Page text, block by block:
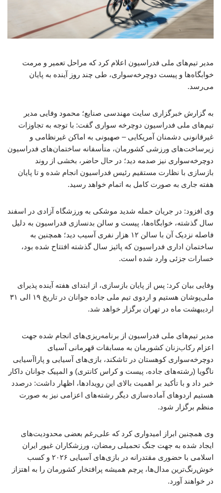
مدیر تیم‌های ملی فدراسیون اعلام کرد که مراحل تعمیر و مرمت
خوابگاه‌ها و پیست دوچرخه‌سواری، طی چند روز آینده به پایان
می‌رسد.
به گزارش خبرگزاری سایت مهندسی صنایع؛ محمود وفایی مدیر
تیم‌های ملی فدراسیون دوچرخه سواری گفت: با توجه به تجاوزات
غیرقانونی دشمنان آمریکایی – صهیونی به اماکن غیرنظامی و
زیرساخت‌های ورزشی کشورمان، متأسفانه ساختمان‌های فدراسیون
دوچرخه‌سواری نیز صدمه دید؛ در حال حاضر، بخشی از روند
بازسازی با نظارت مستقیم رئیس فدراسیون انجام شده و تا پایان
هفته جاری به صورت کامل به اتمام خواهد رسید.
وی افزود: در جریان حمله شدید موشکی به ورزشگاه آزادی در اسفند
سال گذشته، خوابگاه‌ها، پیست و سالن بدنسازی فدراسیون به دلیل
فاصله نزدیک آن با سالن ۱۲ هزار نفری آسیب دید؛ همچنین به
ساختمان اداری فدراسیون که پائیز سال گذشته افتتاح شده بود،
خسارات جزئی وارد شده است.
وفایی بیان کرد: پس از پایان بازسازی، از ابتدای هفته آینده پذیرای
ملی‌پوشان هستیم و اردوی تیم ملی جاده جوانان در تاریخ ۱۹ الی ۳۱
اردیبهشت ماه در تهران برگزار خواهد شد.
مدیر تیم‌های ملی فدراسیون از برنامه‌ریزی‌های انجام شده جهت
اعزام رکاب‌زنان کشورمان به مسابقات قهرمانی آسیای
دوچرخه‌سواری کوهستان در تاشکند، بازی‌های آسیایی و پاراآسیایی
ناگویا (رشته‌های جاده، پیست و کراس کانتری) و المپیک جوانان داکار
خبر داد و با تأکید بر اهمیت بالای این رویدادها، اظهار داشت: درصدد
هستیم اردوهای آماده‌سازی دیگر رشته‌های اعزامی نیز به صورت
منظم برگزار شود.
وی همچنین ابراز امیدواری کرد که علی‌رغم بعضی محدودیت‌های
ایجاد شده به جهت جنگ تحمیلی رمضان، ورزشکاران غیور ایران
اسلامی با حضوری مقتدرانه در بازی‌های آسیایی ۲۰۲۶ و کسب
خوش‌رنگ‌ترین مدال‌ها، پرچم همیشه پرافتخار کشورمان را به اهتزاز
در خواهند آورد.